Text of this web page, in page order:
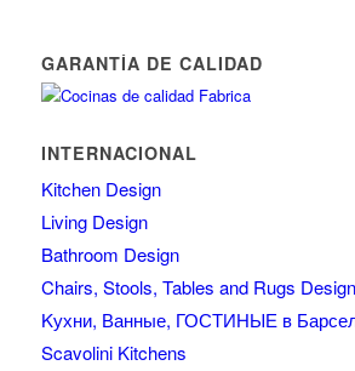
GARANTÍA DE CALIDAD
INTERNACIONAL
Kitchen Design
Living Design
Bathroom Design
Chairs, Stools, Tables and Rugs Design
Kухни, Ванные, ГОСТИНЫЕ в
Scavolini Kitchens